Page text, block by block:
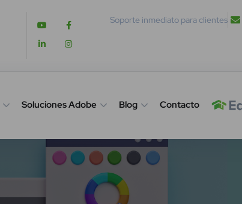
Soporte inmediato para clientes
Soluciones Adobe Blog Contacto